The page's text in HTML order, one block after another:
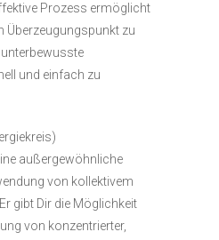
Prozess ermöglicht
Überzeugungspunkt zu
und einfach zu
außergewöhnliche
von kollektivem
gibt Dir die Möglichkeit
von konzentrierter,